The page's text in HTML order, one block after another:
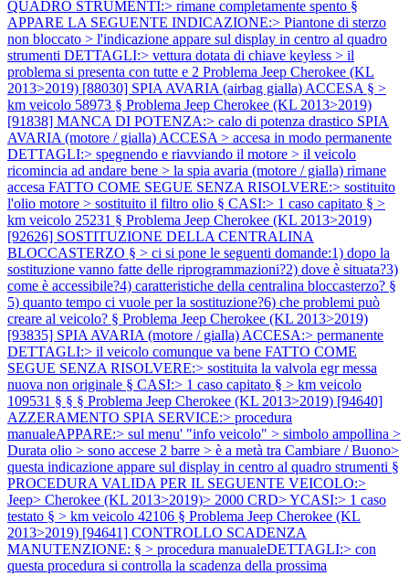
QUADRO STRUMENTI:> rimane completamente spento §
APPARE LA SEGUENTE INDICAZIONE:> Piantone di sterzo
non bloccato > l'indicazione appare sul display in centro al quadro
strumenti DETTAGLI:> vettura dotata di chiave keyless > il
problema si presenta con tutte e 2 Problema Jeep Cherokee (KL
2013>2019) [88030] SPIA AVARIA (airbag gialla) ACCESA § >
km veicolo 58973 § Problema Jeep Cherokee (KL 2013>2019)
[91838] MANCA DI POTENZA:> calo di potenza drastico SPIA
AVARIA (motore / gialla) ACCESA > accesa in modo permanente
DETTAGLI:> spegnendo e riavviando il motore > il veicolo
ricomincia ad andare bene > la spia avaria (motore / gialla) rimane
accesa FATTO COME SEGUE SENZA RISOLVERE:> sostituito
l'olio motore > sostituito il filtro olio § CASI:> 1 caso capitato § >
km veicolo 25231 § Problema Jeep Cherokee (KL 2013>2019)
[92626] SOSTITUZIONE DELLA CENTRALINA
BLOCCASTERZO § > ci si pone le seguenti domande:1) dopo la
sostituzione vanno fatte delle riprogrammazioni?2) dove è situata?3)
come è accessibile?4) caratteristiche della centralina bloccasterzo? §
5) quanto tempo ci vuole per la sostituzione?6) che problemi può
creare al veicolo? § Problema Jeep Cherokee (KL 2013>2019)
[93835] SPIA AVARIA (motore / gialla) ACCESA:> permanente
DETTAGLI:> il veicolo comunque va bene FATTO COME
SEGUE SENZA RISOLVERE:> sostituita la valvola egr messa
nuova non originale § CASI:> 1 caso capitato § > km veicolo
109531 § § § Problema Jeep Cherokee (KL 2013>2019) [94640]
AZZERAMENTO SPIA SERVICE:> procedura
manualeAPPARE:> sul menu' "info veicolo" > simbolo ampollina >
Durata olio > sono accese 2 barre > è a metà tra Cambiare / Buono>
questa indicazione appare sul display in centro al quadro strumenti §
PROCEDURA VALIDA PER IL SEGUENTE VEICOLO:>
Jeep> Cherokee (KL 2013>2019)> 2000 CRD> YCASI:> 1 caso
testato § > km veicolo 42106 § Problema Jeep Cherokee (KL
2013>2019) [94641] CONTROLLO SCADENZA
MANUTENZIONE: § > procedura manualeDETTAGLI:> con
questa procedura si controlla la scadenza della prossima